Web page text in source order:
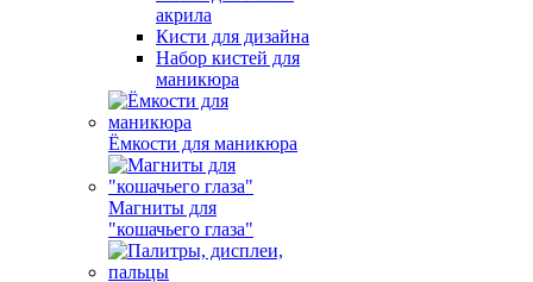
акрила
Кисти для дизайна
Набор кистей для
маникюра
Ёмкости для маникюра
Магниты для
"кошачьего глаза"